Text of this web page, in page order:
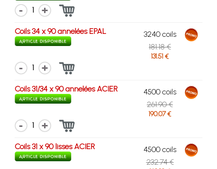
1
Coils 34 x 90 annelées EPAL
3240 coils
181.18 €
131.51 €
1
Coils 31/34 x 90 annelées ACIER
4500 coils
261.90 €
190.07 €
1
Coils 31 x 90 lisses ACIER
4500 coils
232.74 €